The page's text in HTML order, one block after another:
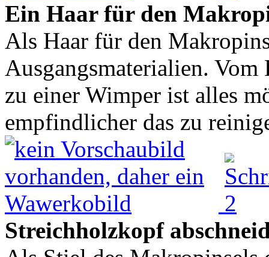
Ein Haar für den
Als Haar für den
Ausgangsmaterialien. Vom
zu einer Wimper ist alles
empfindlicher das zu
Streichholzkopf